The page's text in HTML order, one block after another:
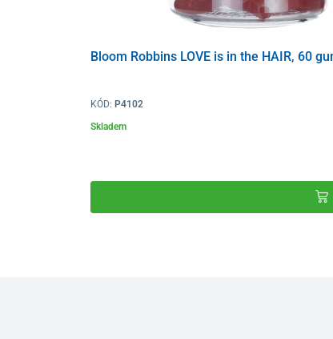
Bloom Robbins LOVE is in the HAIR, 60
KÓD: P4102
Skladem